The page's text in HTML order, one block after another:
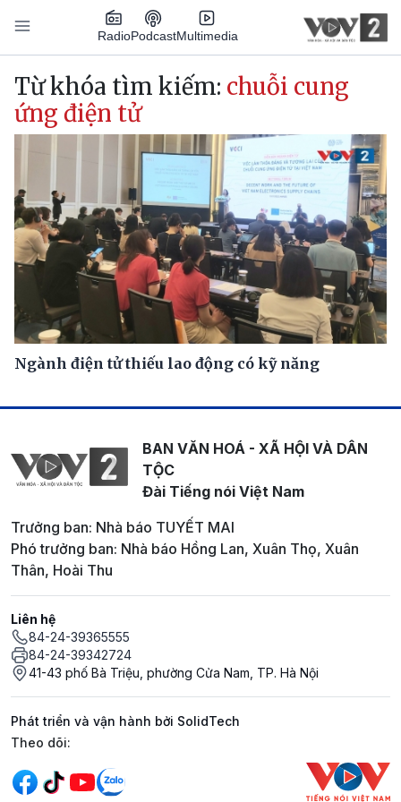
Nhảy đến nội dung
RadioPodcastMultimedia
Main navigation
Từ khóa tìm kiếm: chuỗi cung
ứng điện tử
Ngành điện tử thiếu lao động có kỹ năng
BAN VĂN HOÁ - XÃ HỘI VÀ DÂN
TỘC
Đài Tiếng nói Việt Nam
Trưởng ban: Nhà báo TUYẾT MAI
Phó trưởng ban: Nhà báo Hồng Lan, Xuân Thọ, Xuân
Thân, Hoài Thu
Liên hệ
84-24-39365555
84-24-39342724
41-43 phố Bà Triệu, phường Cửa Nam, TP. Hà Nội
Phát triển và vận hành bởi SolidTech
Mạng xã hội
Theo dõi: